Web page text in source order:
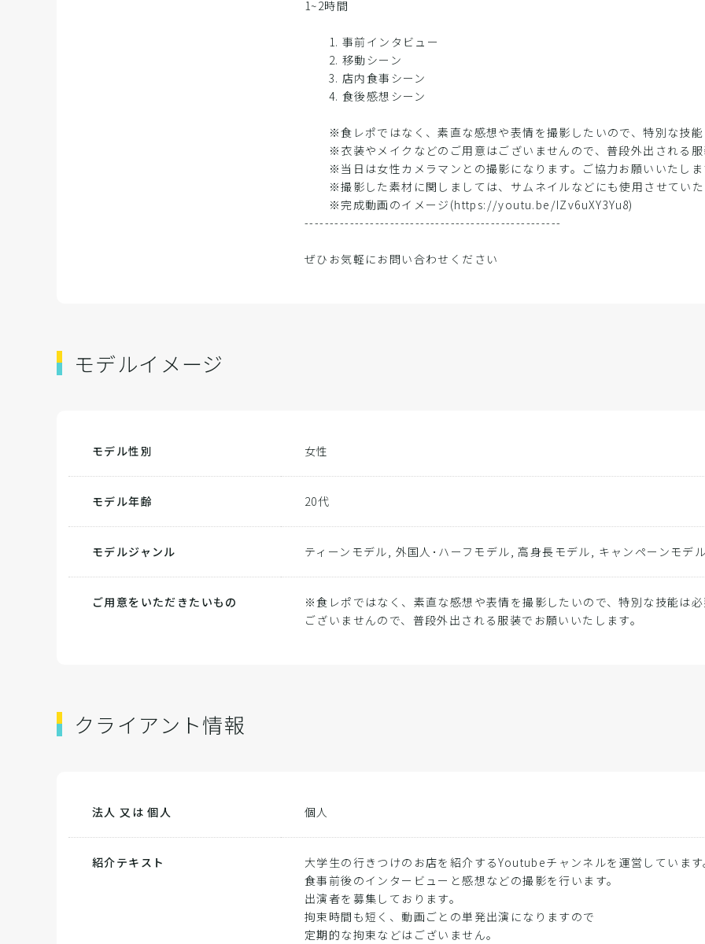
1~2時間
1. 事前インタビュー
2. 移動シーン
3. 店内食事シーン
4. 食後感想シーン
※食レポではなく、素直な感想や表情を撮影したいので、特別な技能
※衣装やメイクなどのご用意はございませんので、普段外出される服
※当日は女性カメラマンとの撮影になります。ご協力お願いいたしま
※撮影した素材に関しましては、サムネイルなどにも使用させていた
※完成動画のイメージ(https://youtu.be/IZv6uXY3Yu8)
---------------------------------------------------
ぜひお気軽にお問い合わせください
モデルイメージ
モデル性別 女性
モデル年齢 20代
モデルジャンル ティーンモデル, 外国人･ハーフモデル, 高身長モデル, キャンペーンモデ
ご用意をいただきたいもの
※食レポではなく、素直な感想や表情を撮影したいので、特別な技能は
ございませんので、普段外出される服装でお願いいたします。
クライアント情報
法人 又は 個人 個人
紹介テキスト
大学生の行きつけのお店を紹介するYoutubeチャンネルを運営していま
食事前後のインタービューと感想などの撮影を行います。
出演者を募集しております。
拘束時間も短く、動画ごとの単発出演になりますので
定期的な拘束などはございません。